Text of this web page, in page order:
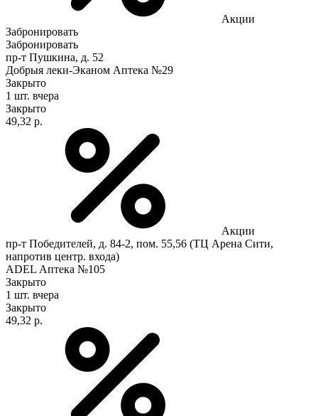
Акции
Забронировать
Забронировать
пр-т Пушкина, д. 52
Добрыя леки-Эканом Аптека №29
Закрыто
1 шт. вчера
Закрыто
49,32 р.
Акции
пр-т Победителей, д. 84-2, пом. 55,56 (ТЦ Арена Сити,
напротив центр. входа)
ADEL Аптека №105
Закрыто
1 шт. вчера
Закрыто
49,32 р.